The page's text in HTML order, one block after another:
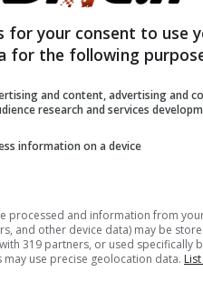
precari a inorridire la
penuria di risorse,
primi a percepirlo!
che ha
primaria che aveva
aveva mai ricevuto
for your consent to use
for the following
and content, advertising and
research and services
information on a device
processed and information from
and other device data) may be
319 partners, or used specifically
use precise geolocation data.